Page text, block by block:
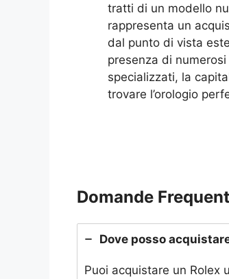
tratti di un modello
rappresenta un
dal punto di vista
presenza di
specializzati, la
trovare l’orologio
Domande
Dove posso
Puoi acquistare un Rolex